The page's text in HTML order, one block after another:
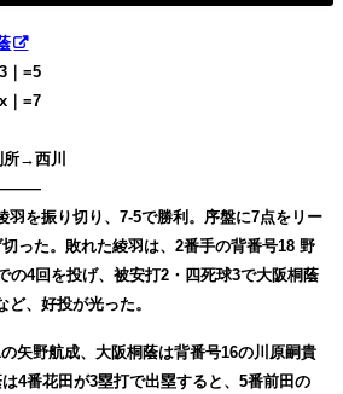
｜=5
｜=7
→西川
羽を振り切り、7-5で勝利。序盤に7点をリー
った。敗れた綾羽は、2番手の背番号18 野
の4回を投げ、被安打2・四死球3で大阪桐蔭
、好投が光った。
矢野航成、大阪桐蔭は背番号16の川原嗣貴
4番花田が3塁打で出塁すると、5番前田の